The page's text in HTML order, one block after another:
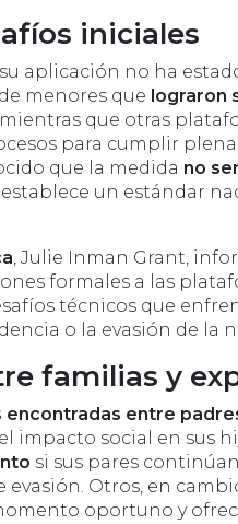
iniciales
aplicación no ha
menores que lograron
mientras que otras
para cumplir
que la medida no
un estándar
, Julie Inman Grant,
formales a las
técnicos que
o la evasión de la
familias y
encontradas entre
impacto social en sus
si sus pares
evasión. Otros, en
oportuno y